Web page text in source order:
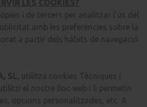
LES COOKIES?
i de tercers per analitzar l’ús del
amb les preferències sobre la
a partir dels hàbits de navegació
SL, utilitza cookies Tècniques i
el nostre lloc web i li permetin
opcions personalitzades, etc. A